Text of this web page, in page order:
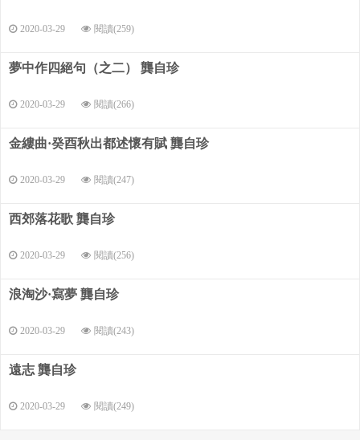
2020-03-29 閱讀(259)
夢中作四絕句（之二） 龔自珍
2020-03-29 閱讀(266)
金縷曲·癸酉秋出都述懷有賦 龔自珍
2020-03-29 閱讀(247)
西郊落花歌 龔自珍
2020-03-29 閱讀(256)
浪淘沙·寫夢 龔自珍
2020-03-29 閱讀(243)
遠志 龔自珍
2020-03-29 閱讀(249)